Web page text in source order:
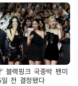
블랙핑크 국중박 팬미
전 결정됐다